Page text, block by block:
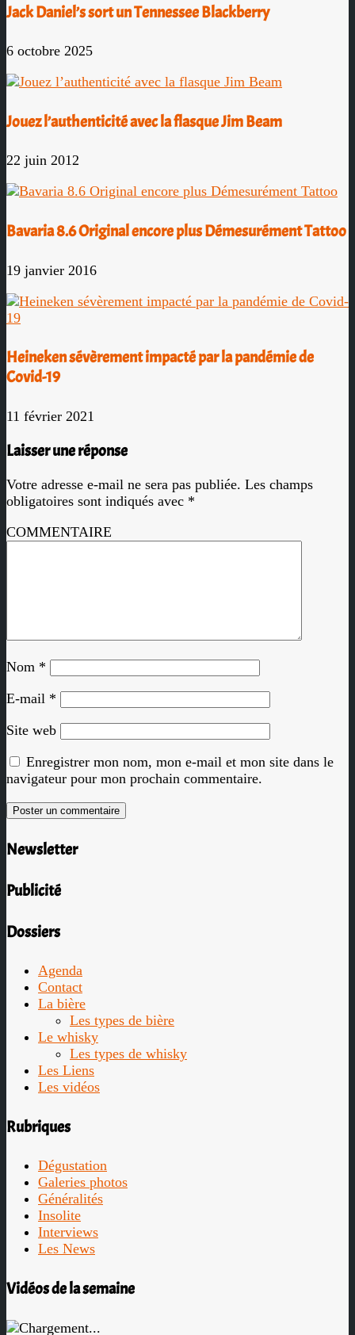
Jack Daniel’s sort un Tennessee Blackberry
6 octobre 2025
Jouez l’authenticité avec la flasque Jim Beam
22 juin 2012
Bavaria 8.6 Original encore plus Démesurément Tattoo
19 janvier 2016
Heineken sévèrement impacté par la pandémie de
Covid-19
11 février 2021
Laisser une réponse
Votre adresse e-mail ne sera pas publiée. Les champs
obligatoires sont indiqués avec *
COMMENTAIRE
Nom *
E-mail *
Site web
Enregistrer mon nom, mon e-mail et mon site dans le
navigateur pour mon prochain commentaire.
Newsletter
Publicité
Dossiers
Agenda
Contact
La bière
Les types de bière
Le whisky
Les types de whisky
Les Liens
Les vidéos
Rubriques
Dégustation
Galeries photos
Généralités
Insolite
Interviews
Les News
Vidéos de la semaine